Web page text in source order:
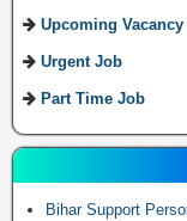
Upcoming Vacancy
Urgent Job
Part Time Job
Bihar Support